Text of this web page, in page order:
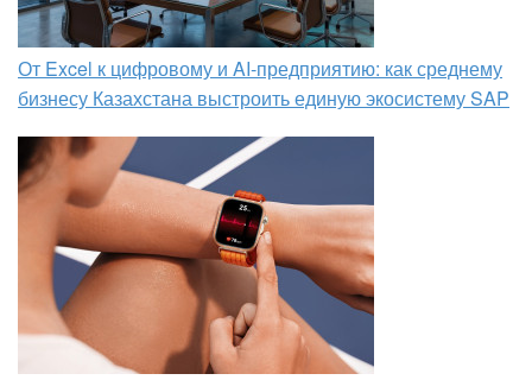
От Excel к цифровому и AI‑предприятию: как среднему
бизнесу Казахстана выстроить единую экосистему SAP